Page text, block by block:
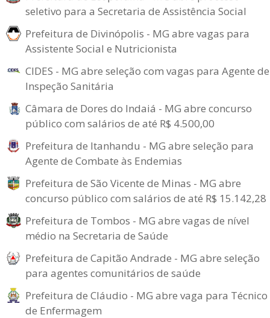
seletivo para a Secretaria de Assistência Social
Prefeitura de Divinópolis - MG abre vagas para
Assistente Social e Nutricionista
CIDES - MG abre seleção com vagas para Agente de
Inspeção Sanitária
Câmara de Dores do Indaiá - MG abre concurso
público com salários de até R$ 4.500,00
Prefeitura de Itanhandu - MG abre seleção para
Agente de Combate às Endemias
Prefeitura de São Vicente de Minas - MG abre
concurso público com salários de até R$ 15.142,28
Prefeitura de Tombos - MG abre vagas de nível
médio na Secretaria de Saúde
Prefeitura de Capitão Andrade - MG abre seleção
para agentes comunitários de saúde
Prefeitura de Cláudio - MG abre vaga para Técnico
de Enfermagem